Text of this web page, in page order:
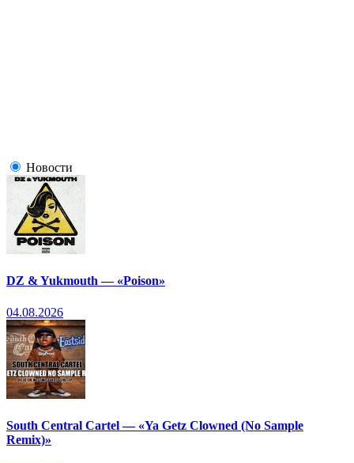
Новости
DZ & Yukmouth — «Poison»
04.08.2026
South Central Cartel — «Ya Getz Clowned (No Sample
Remix)»